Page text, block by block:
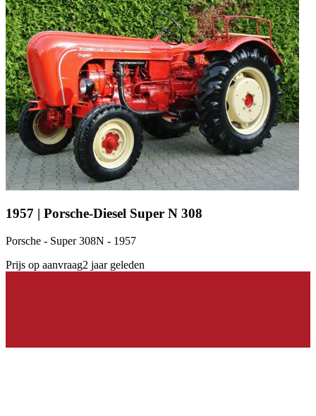
1957 | Porsche-Diesel Super N 308
Porsche - Super 308N - 1957
Prijs op aanvraag2 jaar geleden